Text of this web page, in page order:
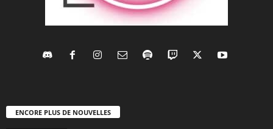
ENCORE PLUS DE NOUVELLES